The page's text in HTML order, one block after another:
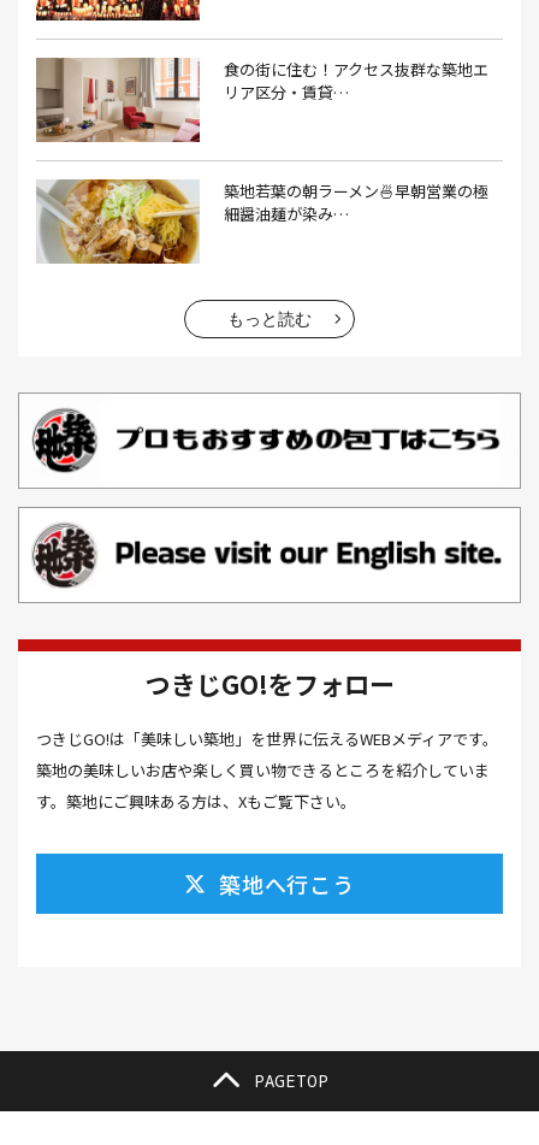
うな重(2） うに(4） エコバッグ(1）
エコバッグ おしゃれ(1） エコバッグ 折りたたみ(1）
エビフライ(3） おかゆ(1）
おでん(4） おにぎり(4）
お刺身(1） お参り(1） お困りごと解決(1）
お土産(14） お土産屋(1）
お寿司(2） お弁当(9）
お正月料理(20）
お汁粉 レシピ(1）
お肉(2） お花見(2） お茶(1） お雑煮(1）
お風呂(1） お餅(1） お魚捌き教室(1） かき氷(3）
カシューナッツ(2） カツオ 食べ方(1）
カツオのたたき(1） カツカレー(2） カニ(7）
カフェラテ(1） かまぼこ(1）
カラスミ(1） カルパッチョ(1） カレー(5）
ギフト(6） キムチ レシピ(1）
グルメ(11）
ケーキ(3） ケーキ屋(1） コーヒー(7）
食の街に住む！アクセス抜群な築地エ
リア区分・賃貸…
築地若葉の朝ラーメン🍜早朝営業の極
細醤油麺が染み…
もっと読む
つきじGO!をフォロー
つきじGO!は「美味しい築地」を世界に伝えるWEBメディアです。
築地の美味しいお店や楽しく買い物できるところを紹介していま
す。築地にご興味ある方は、Xもご覧下さい。
築地へ行こう
PAGETOP